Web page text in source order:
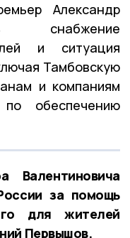
Александр
снабжение
и ситуация
Тамбовскую
и компаниям
обеспечению
Валентиновича
за помощь
для жителей
Первышов.